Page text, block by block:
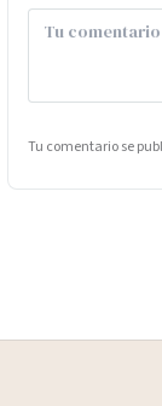
Tu comentario se